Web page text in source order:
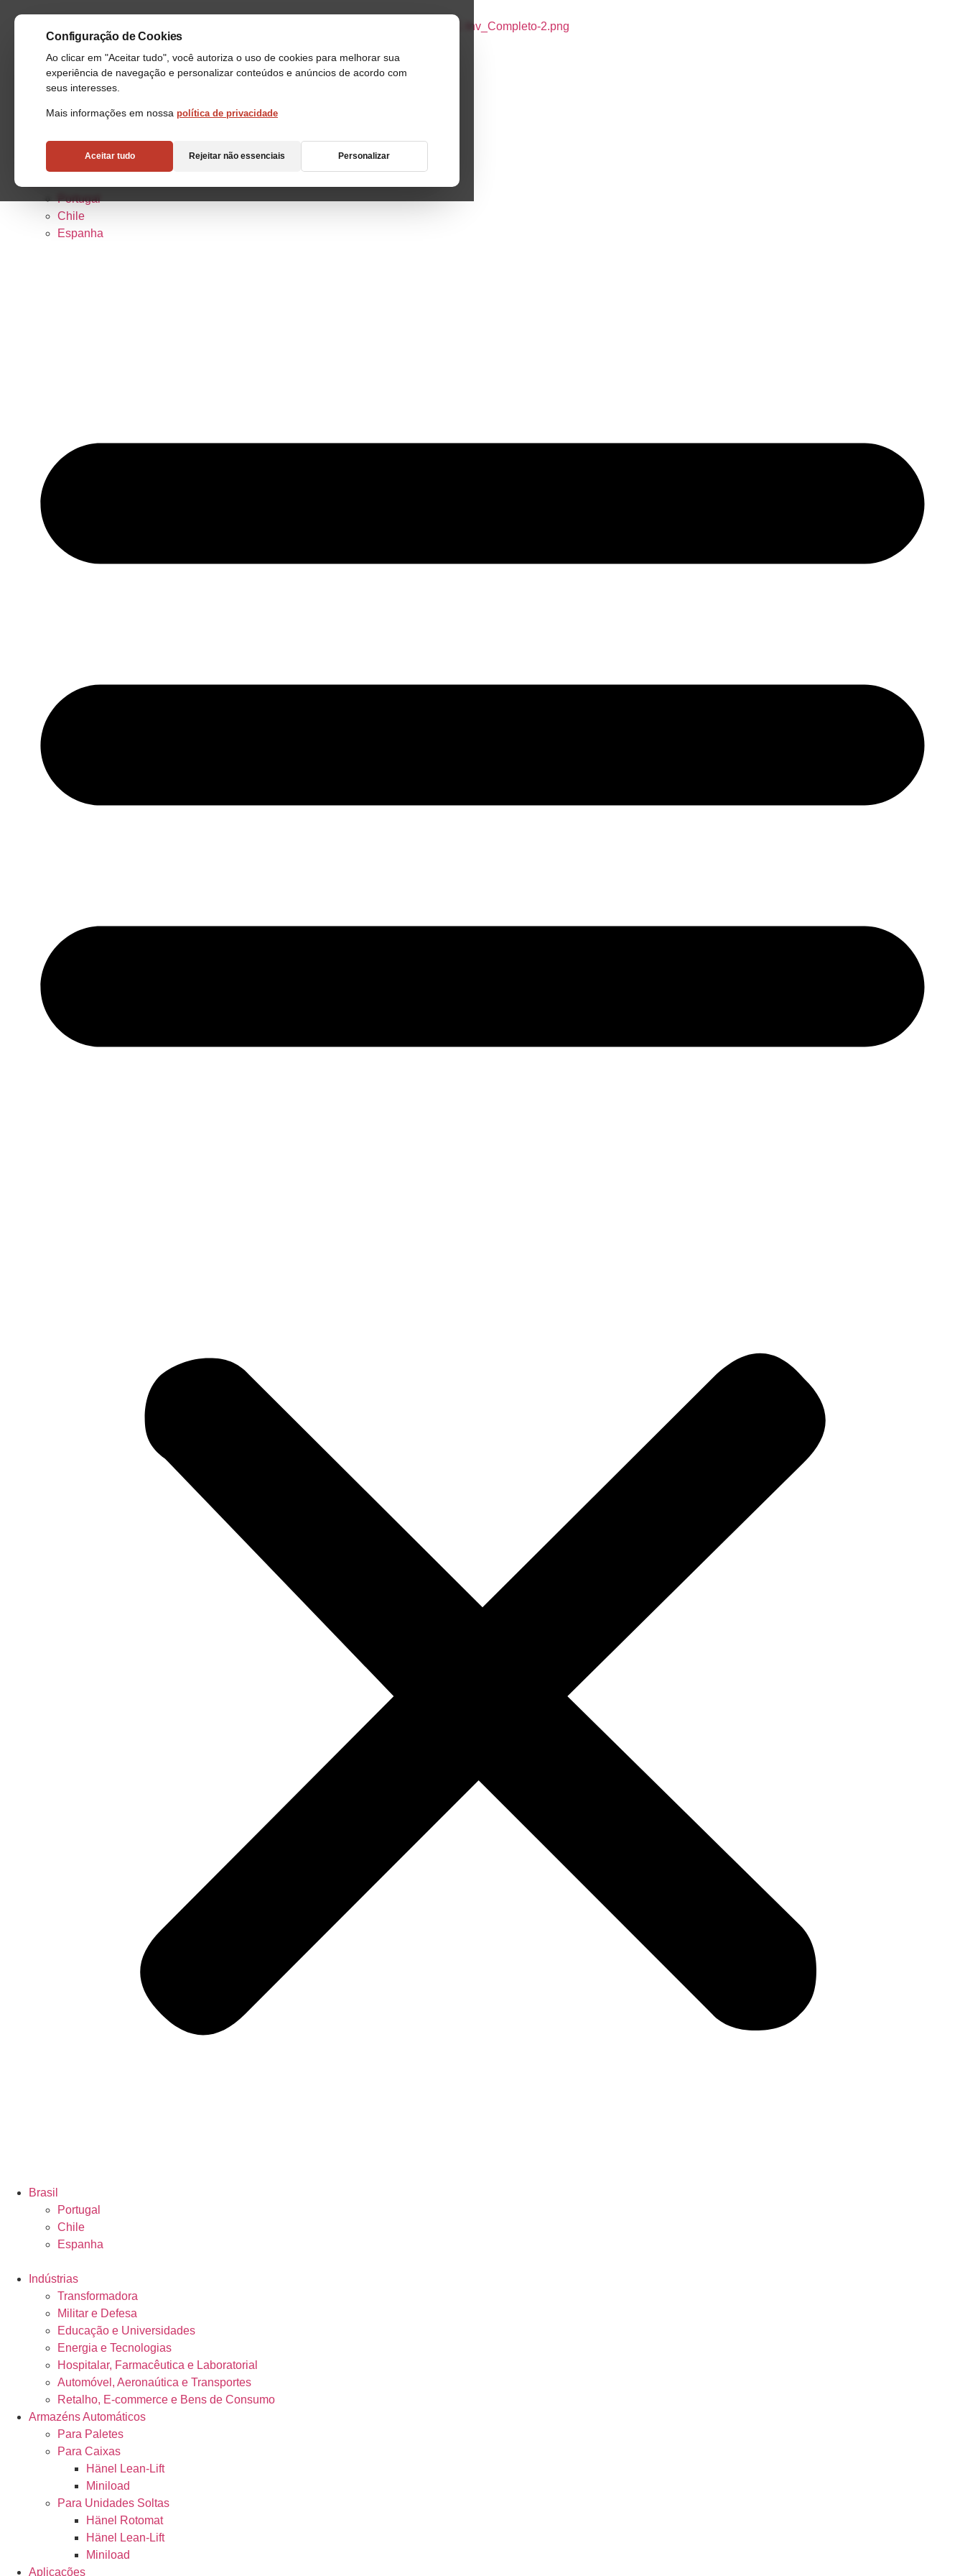
Configuração de Cookies
Ao clicar em "Aceitar tudo", você autoriza o uso de cookies para melhorar sua
experiência de navegação e personalizar conteúdos e anúncios de acordo com
seus interesses.
Mais informações em nossa política de privacidade
Aceitar tudo Rejeitar não essenciais Personalizar
Quem somos
Sala de Imprensa
Carreiras
Sala de Imprensa
Portugal
Chile
Espanha
Brasil
Portugal
Chile
Espanha
Indústrias
Transformadora
Militar e Defesa
Educação e Universidades
Energia e Tecnologias
Hospitalar, Farmacêutica e Laboratorial
Automóvel, Aeronaútica e Transportes
Retalho, E-commerce e Bens de Consumo
Armazéns Automáticos
Para Paletes
Para Caixas
Hänel Lean-Lift
Miniload
Para Unidades Soltas
Hänel Rotomat
Hänel Lean-Lift
Miniload
Aplicações